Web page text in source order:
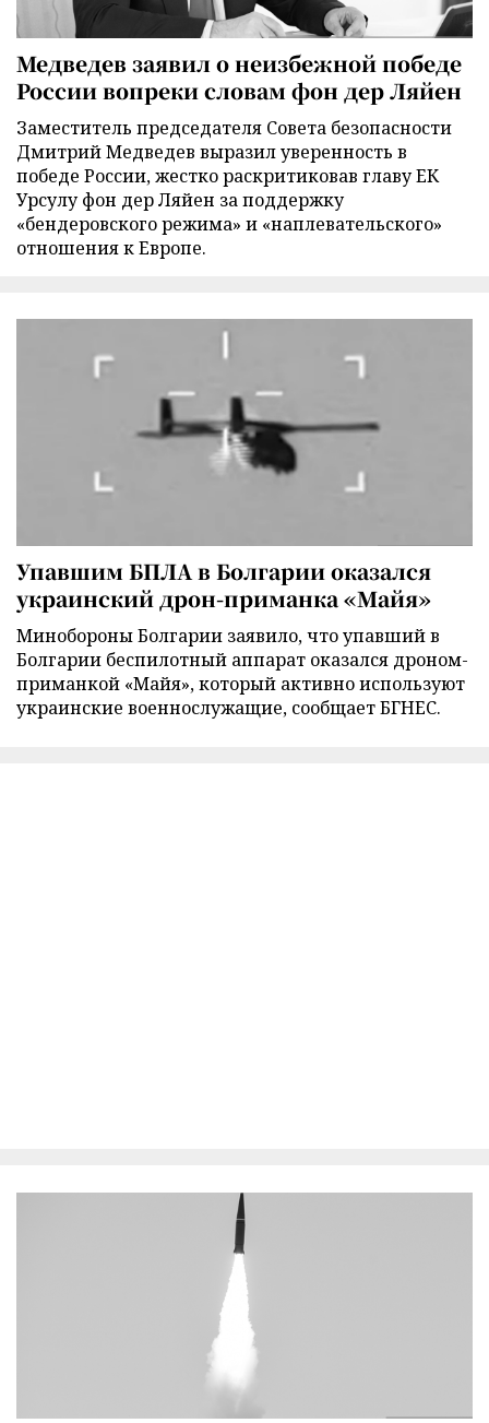
Медведев заявил о неизбежной победе
России вопреки словам фон дер Ляйен
Заместитель председателя Совета безопасности
Дмитрий Медведев выразил уверенность в
победе России, жестко раскритиковав главу ЕК
Урсулу фон дер Ляйен за поддержку
«бендеровского режима» и «наплевательского»
отношения к Европе.
Упавшим БПЛА в Болгарии оказался
украинский дрон-приманка «Майя»
Минобороны Болгарии заявило, что упавший в
Болгарии беспилотный аппарат оказался дроном-
приманкой «Майя», который активно используют
украинские военнослужащие, сообщает БГНЕС.